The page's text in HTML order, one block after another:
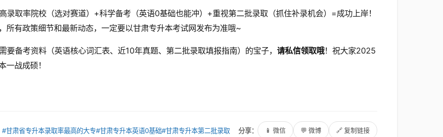
录取率院校（选对赛道）+科学备考（英语0基础也能冲）+重视第二批录取（抓住补录机会）=成功上岸！
所有政策细节和最新动态，一定要以甘肃专升本考试网发布为准哦~
要备考资料（英语核心词汇表、近10年真题、第二批录取填报指南）的宝子， 请私信领取哦！祝大家2025
一战成硕！
#甘肃省专升本录取率最高的大专#甘肃专升本英语0基础#甘肃专升本第二批录取 分享： 📱 微信 💬 微博 🔗 复制链接